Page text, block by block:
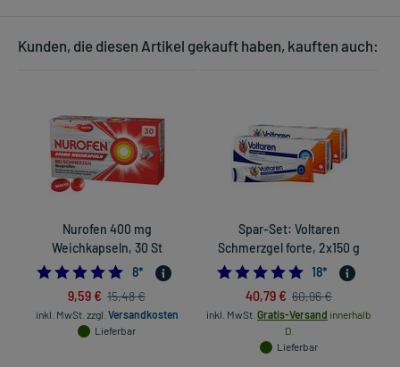
Kunden, die diesen Artikel gekauft haben, kauften auch:
Nurofen 400 mg
Weichkapseln, 30 St
4.875
8*
9,59 € 15,48 €
inkl. MwSt. zzgl. Versandkosten
Lieferbar
Spar-Set: Voltaren
Schmerzgel forte, 2x150 g
5.0
18*
40,79 € 60,96 €
inkl. MwSt. Gratis-Versand innerhalb
D.
Lieferbar